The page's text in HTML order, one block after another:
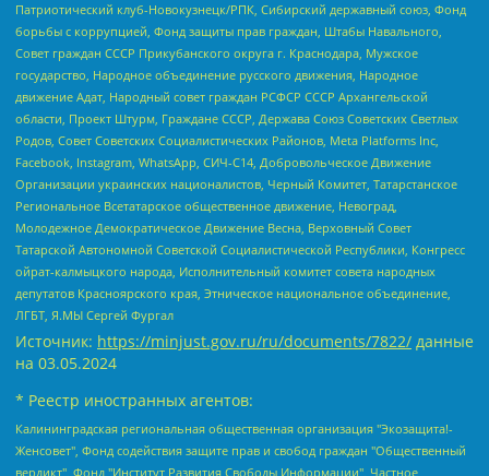
Патриотический клуб-Новокузнецк/РПК, Сибирский державный союз, Фонд
борьбы с коррупцией, Фонд защиты прав граждан, Штабы Навального,
Совет граждан СССР Прикубанского округа г. Краснодара, Мужское
государство, Народное объединение русского движения, Народное
движение Адат, Народный совет граждан РСФСР СССР Архангельской
области, Проект Штурм, Граждане СССР, Держава Союз Советских Светлых
Родов, Совет Советских Социалистических Районов, Meta Platforms Inc,
Facebook, Instagram, WhatsApp, СИЧ-С14, Добровольческое Движение
Организации украинских националистов, Черный Комитет, Татарстанское
Региональное Всетатарское общественное движение, Невоград,
Молодежное Демократическое Движение Весна, Верховный Совет
Татарской Автономной Советской Социалистической Республики, Конгресс
ойрат-калмыцкого народа, Исполнительный комитет совета народных
депутатов Красноярского края, Этническое национальное объединение,
ЛГБТ, Я.МЫ Сергей Фургал
Источник: https://minjust.gov.ru/ru/documents/7822/ данные
на 03.05.2024
* Реестр иностранных агентов:
Калининградская региональная общественная организация "Экозащита!-Женсовет", Фонд содействия защите прав и свобод граждан "Общественный вердикт", Фонд "Институт Развития Свободы Информации", Частное учреждение "Информационное агентство МЕМО. РУ", Региональная общественная организация "Общественная комиссия по сохранению наследия академика Сахарова", Фонд поддержки свободы прессы, Санкт-Петербургская общественная правозащитная организация "Гражданский контроль", Межрегиональная общественная организация "Информационно-просветительский центр "Мемориал", Региональный Фонд "Центр Защиты Прав Средств Массовой Информации", с 05.12.2023 Фонд "Центр Защиты Прав Средств массовой информации", Региональная общественная благотворительная организация помощи беженцам и мигрантам "Гражданское содействие", Негосударственное образовательное учреждение дополнительного профессионального образования (повышение квалификации) специалистов "АКАДЕМИЯ ПО ПРАВАМ ЧЕЛОВЕКА", Свердловская региональная общественная организация "Сутяжник", Автономная некоммерческая организация "Центр независимых социологических исследований", Союз общественных объединений "Российский исследовательский центр по правам человека", Региональное общественное учреждение научно-информационный центр "МЕМОРИАЛ", Некоммерческая организация "Фонд защиты гласности", Автономная некоммерческая организация "Институт прав человека", Городская общественная организация "Екатеринбургское общество "МЕМОРИАЛ", Городская общественная организация "Рязанское историко-просветительское и правозащитное общество "Мемориал" (Рязанский Мемориал), Челябинский региональный орган общественной самодеятельности – женское общественное объединение "Женщины Евразии", Челябинский региональный орган общественной самодеятельности "Уральская правозащитная группа", Фонд содействия защите здоровья и социальной справедливости имени Андрея Рылькова, Автономная Некоммерческая Организация "Аналитический Центр Юрия Левады", Автономная некоммерческая организация социальной поддержки населения "Проект Апрель", Региональная общественная организация помощи женщинам и детям, находящимся в кризисной ситуации "Информационно-методический центр "Анна", Фонд содействия развитию массовых коммуникаций и правовому просвещению "Так-так-Так", Фонд содействия устойчивому развитию "Серебряная тайга", Свердловский региональный общественный фонд социальных проектов "Новое время", "Idel.Реалии", Кавказ.Реалии, Крым.Реалии, Телеканал Настоящее Время, Татаро-башкирская служба Радио Свобода (Azatliq Radiosi), Радио Свободная Европа/Радио Свобода (PCE/PC), "Сибирь.Реалии", "Фактограф", Благотворительный фонд помощи осужденным и их семьям, Автономная некоммерческая организация "Институт глобализации и социальных движений", Фонд "В защиту прав заключенных", Частное учреждение "Центр поддержки и содействия развитию средств массовой информации", Пензенский региональный общественный благотворительный фонд "Гражданский союз", "Север.Реалии", Некоммерческая организация Фонд "Правовая инициатива", Общество с ограниченной ответственностью "Радио Свободная Европа/Радио Свобода", Чешское информационное агентство "MEDIUM-ORIENT", Красноярская региональная общественная организация "Мы против СПИДа", Камалягин Денис Николаевич, Маркелов Сергей Евгеньевич, Пономарев Лев Александрович, Савицкая Людмила Алексеевна, Автономная некоммерческая организация "Центр по работе с проблемой насилия "НАСИЛИЮ.НЕТ", Межрегиональный профессиональный союз работников здравоохранения "Альянс врачей", Юридическое лицо, зарегистрированное в Латвийской Республике, SIA "Medusa Project" (регистрационный номер 40103797863, дата регистрации 10.06.2014), Некоммерческая организация "Фонд по борьбе с коррупцией", Автономная некоммерческая организация "Институт права и публичной политики", Баданин Роман Сергеевич, Гликин Максим Александрович, Железнова Мария Михайловна, Лукьянова Юлия Сергеевна, Маетная Елизавета Витальевна, Маняхин Петр Борисович, Чуракова Ольга Владимировна, Ярош Юлия Петровна, Юридическое лицо "The Insider SIA", зарегистрированное в Риге, Латвийская Республика (дата регистрации 26.06.2015), являющееся администратором доменного имени интернет-издания "The Insider SIA", https://theins.ru, Постернак Алексей Евгеньевич, Рубин Михаил Аркадьевич, Анин Роман Александрович, Юридическое лицо Istories fonds, зарегистрированное в Латвийской Республике (регистрационный номер 50008295751, дата регистрации 24.02.2020), Великовский Дмитрий Александрович, Долинина Ирина Николаевна, Мароховская Алеся Алексеевна, Шлейнов Роман Юрьевич, Шмагун Олеся Валентиновна, Общество с ограниченной ответственностью "Альтаир 2021", Общество с ограниченной ответственностью "Вега 2021", Общество с ограниченной ответственностью "Главный редактор 2021", Общество с ограниченной ответственностью "Ромашки монолит", Важенков Артем Валерьевич, Ивановская областная общественная организация "Центр гендерных исследований", Гурман Юрий Альбертович, Медиапроект "ОВД-Инфо", Егоров Владимир Владимирович, Жилинский Владимир Александрович, Общество с ограниченной ответственностью "ЗП", Иванова София Юрьевна, Карезина Инна Павловна, Кильтау Екатерина Викторовна, Петров Алексей Викторович, Пискунов Сергей Евгеньевич, Смирнов Сергей Сергеевич, Тихонов Михаил Сергеевич, Общество с ограниченной ответственностью "ЖУРНАЛИСТ-ИНОСТРАННЫЙ АГЕНТ", Арапова Галина Юрьевна, Вольтская Татьяна Анатольевна, Американская компания "Mason G.E.S. Anonymous Foundation" (США), являющаяся владельцем интернет-издания https://mnews.world/, Компания "Stichting Bellingcat", зарегистрированная в Нидерландах (дата регистрации 11.07.2018), Захаров Андрей Вячеславович, Клепиковская Екатерина Дмитриевна, Общество с ограниченной ответственностью "МЕМО", Перл Роман Александрович, Симонов Евгений Алексеевич, Соловьева Елена Анатольевна, Сотников Даниил Владимирович, Сурначева Елизавета Дмитриевна, Автономная некоммерческая организация по защите прав человека и информированию населения "Якутия – Наше Мнение", Общество с ограниченной ответственностью "Москоу диджитал медиа", с 26.01.2023 Общество с ограниченной ответственностью "Чайка Белые сады", Ветошкина Валерия Валерьевна, Заговора Максим Александрович, Межрегиональное общественное движение "Российская ЛГБТ - сеть", Оленичев Максим Владимирович, Павлов Иван Юрьевич, Скворцова Елена Сергеевна, Общество с ограниченной ответственностью "Как бы инагент", Кочетков Игорь Викторович, Общество с ограниченной ответственностью "Честные выборы", Еланчик Олег Александрович, Общество с ограниченной ответственностью "Нобелевский призыв", Гималова Регина Эмилевна, Григорьев Андрей Валерьевич, Григорьева Алина Александровна, Ассоциация по содействию защите прав призывников, альтернативнослужащих и военнослужащих "Правозащитная группа "Гражданин.Армия.Право", Хисамова Регина Фаритовна, Автономная некоммерческая организация по реализации социально-правовых программ "Лилит", Дальневосточное общественное движение "Маяк", Санкт-Петербургская ЛГБТ-инициативная группа "Выход", Инициативная группа ЛГБТ+ "Реверс", Алексеев Андрей Викторович, Бекбулатова Таисия Львовна, Беляев Иван Михайлович, Владыкина Елена Сергеевна, Гельман Марат Александрович, Никульшина Вероника Юрьевна, Толоконникова Надежда Андреевна, Шендерович Виктор Анатольевич, Общество с ограниченной ответственностью "Данное сообщение", Общество с ограниченной ответственностью Издательский дом "Новая глава", Айнбиндер Александра Александровна, Московский комьюнити-центр для ЛГБТ+инициатив, Благотворительный фонд развития филантропии, Deutsche Welle (Германия, Kurt-Schumacher-Strasse 3, 53113 Bonn), Борзунова Мария Михайловна, Воробьев Виктор Викторович, Голубева Анна Львовна, Константинова Алла Михайловна, Малкова Ирина Владимировна, Мурадов Мурад Абдулгалимович, Осетинская Елизавета Николаевна, Понасенков Евгений Николаевич, Ганапольский Матвей Юрьевич, Киселев Евгений Алексеевич, Борухович Ирина Григорьевна, Дремин Иван Тимофеевич, Дубровский Дмитрий Викторович, Красноярская региональная общественная организация поддержки и развития альтернативных образовательных технологий и межкультурных коммуникаций "ИНТЕРРА", Маяковская Екатерина Алексеевна, Фейгин Марк Захарович, Филимонов Андрей Викторович, Дзугкоева Регина Николаевна, Доброхотов Роман Александрович, Дудь Юрий Александрович, Елкин Сергей Владимирович, Кругликов Кирилл Игоревич, Сабунаева Мария Леонидовна, Семенов Алексей Владимирович, Шаинян Карен Багратович, Шульман Екатерина Михайловна, Асафьев Артур Валерьевич, Вахштайн Виктор Семенович, Венедиктов Алексей Алексеевич, Лушникова Екатерина Евгеньевна, Волков Леонид Михайлович, Невзоров Александр Глебович, Пархоменко Сергей Борисович, Сироткин Ярослав Николаевич, Кара-Мурза Владимир Владимирович, Баранова Наталья Владимировна, Гозман Леонид Яковлевич, Кагарлицкий Борис Юльевич, Климарев Михаил Валерьевич, Милов Владимир Станиславович, Автономная некоммерческая организация Краснодарский центр современного искусства "Типография", Моргенштерн Алишер Тагирович, Соболь Любовь Эдуардовна, Общество с ограниченной ответственностью "ЛИЗА НОРМ", Каспаров Гарри Кимович, Ходорковский Михаил Борисович, Общество с ограниченной ответственностью "Апрельские тезисы", Данилович Ирина Брониславовна, Кашин Олег Владимирович, Петров Николай Владимирович, Пивоваров Алексей Владимирович, Соколов Михаил Владимирович, Цветкова Юлия Владимировна, Чичваркин Евгений Александрович, Комитет против пыток/Команда против пыток, Общество с ограниченной ответственностью "Первый научный", Общество с ограниченной ответственностью "Вертолет и ко", Белоцерковская Вероника Борисовна, Кац Максим Евгеньевич, Лазарева Татьяна Юрьевна, Шаведдинов Руслан Табризович, Яшин Илья Валерьевич, Общество с ограниченной ответственностью "Иноагент ААВ", Алешковский Дмитрий Петрович, Альбац Евгения Марковна, Быков Дмитрий Львович, Галямина Юлия Евгеньевна, Лойко Сергей Леонидович, Мартынов Кирилл Константинович, Медведев Сергей Александрович, Крашенинников Федор Геннадиевич, Гордеева Катерина Вл